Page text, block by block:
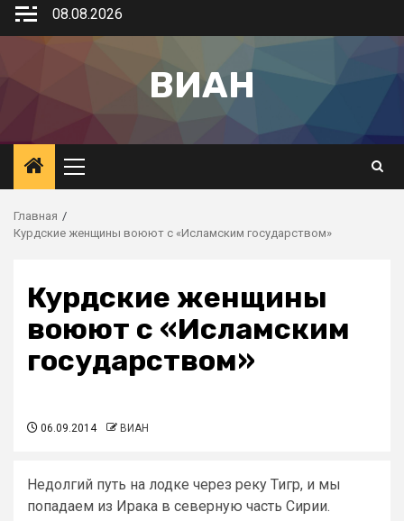
08.08.2026
ВИАН
Главная
Курдские женщины воюют с «Исламским государством»
Курдские женщины
воюют с «Исламским
государством»
06.09.2014 ВИАН
Недолгий путь на лодке через реку Тигр, и мы
попадаем из Ирака в северную часть Сирии.